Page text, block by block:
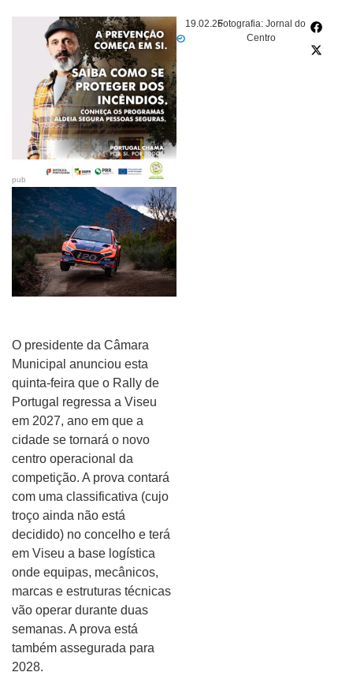
19.02.26Fotografia: Jornal do
Centro
pub
O presidente da Câmara
Municipal anunciou esta
quinta-feira que o Rally de
Portugal regressa a Viseu
em 2027, ano em que a
cidade se tornará o novo
centro operacional da
competição. A prova contará
com uma classificativa (cujo
troço ainda não está
decidido) no concelho e terá
em Viseu a base logística
onde equipas, mecânicos,
marcas e estruturas técnicas
vão operar durante duas
semanas. A prova está
também assegurada para
2028.